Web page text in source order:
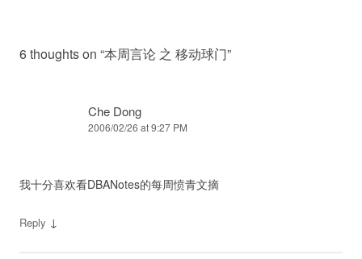
6 thoughts on “本周言论 之 移动球门”
Che Dong
2006/02/26 at 9:27 PM
我十分喜欢看DBANotes的每周愤青文摘
Reply ↓